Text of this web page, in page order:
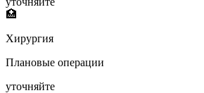
🏥
Хирургия
Плановые операции
уточняйте